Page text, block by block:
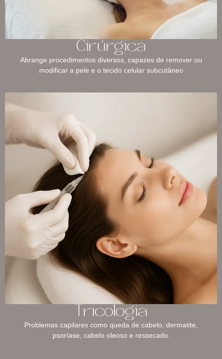
Cirúrgica
Abrange procedimentos diversos, capazes de remover ou
modificar a pele e o tecido celular subcutâneo
Tricologia
Problemas capilares como queda de cabelo, dermatite,
psoríase, cabelo oleoso e ressecado.